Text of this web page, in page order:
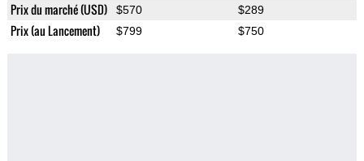
Prix du marché (USD) $570 $289
Prix (au Lancement) $799 $750